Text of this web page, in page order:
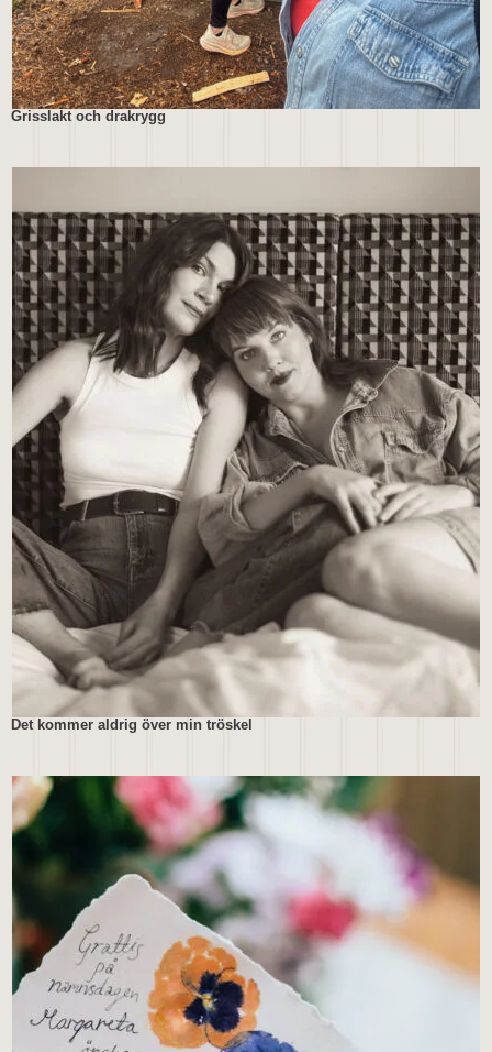
Grisslakt och drakrygg
Det kommer aldrig över min tröskel